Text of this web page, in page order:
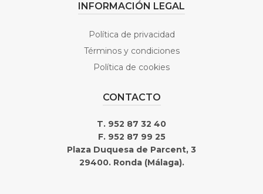
INFORMACIÓN LEGAL
Política de privacidad
Términos y condiciones
Política de cookies
CONTACTO
T. 952 87 32 40
F. 952 87 99 25
Plaza Duquesa de Parcent, 3
29400. Ronda (Málaga).